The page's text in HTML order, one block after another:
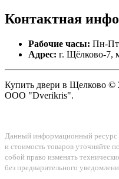
Контактная
Рабочие часы: Пн-
Адрес: г. Щёлково-7,
Купить двери в Щелково ©
ООО "Dverikris".
Данный информационный ресурс
и стоимость товаров уточняйте
собой право изменять
без предварительного